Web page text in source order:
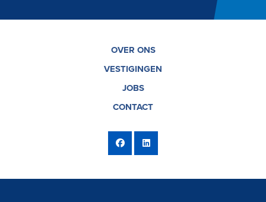
OVER ONS
VESTIGINGEN
JOBS
CONTACT